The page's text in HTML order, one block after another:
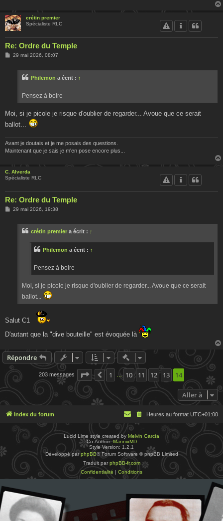
crétin premier
Spécialiste RLC
Re: Ordre du Temple
M29 mai 2026, 08:07
Philemon a écrit : ↑
Pensez à boire
Moi, si je picole je risque d'oublier de regarder... Avoue que ce serait
ballot...
Avant je doutais et je me posais des questions.
Maintenant que je sais je m'en pose encore plus...
C. Alverda
Spécialiste RLC
Re: Ordre du Temple
M29 mai 2026, 19:38
crétin premier a écrit : ↑
Philemon a écrit : ↑
Pensez à boire
Moi, si je picole je risque d'oublier de regarder... Avoue que ce serait
ballot...
Salut C1
D'autant que la "dive bouteille" est évoquée là
Répondre Actions rapides de
203 messages Page 14 sur 14
Précédente
1 … 10 11 12 13 14
Aller à
Index du forum Heures au format UTC+01:00
Lucid Lime style created by Melvin García
Co-Author:MannixMD
Style Version: 1.2.1
Développé parphpBB® Forum Software © phpBB Limited
Traduit par phpBB-fr.com
Confidentialité
Conditions